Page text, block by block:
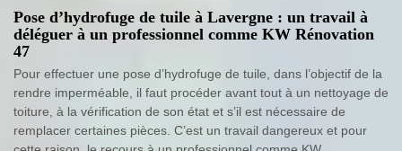
Pose d’hydrofuge de tuile à Lavergne : un travail à
déléguer à un professionnel comme KW Rénovation
47
Pour effectuer une pose d’hydrofuge de tuile, dans l’objectif de la
rendre imperméable, il faut procéder avant tout à un nettoyage de
toiture, à la vérification de son état et s’il est nécessaire de
remplacer certaines pièces. C’est un travail dangereux et pour